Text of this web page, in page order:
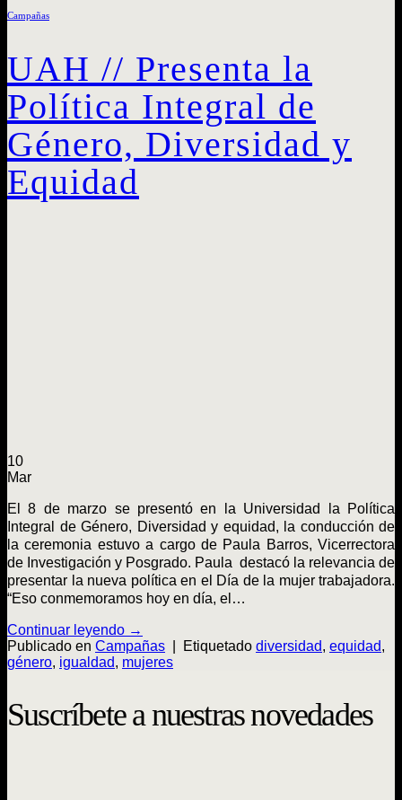
Campañas
UAH // Presenta la
Política Integral de
Género, Diversidad y
Equidad
10
Mar
El 8 de marzo se presentó en la Universidad la Política
Integral de Género, Diversidad y equidad, la conducción de
la ceremonia estuvo a cargo de Paula Barros, Vicerrectora
de Investigación y Posgrado. Paula destacó la relevancia de
presentar la nueva política en el Día de la mujer trabajadora.
“Eso conmemoramos hoy en día, el…
Continuar leyendo →
Publicado en Campañas Etiquetado diversidad, equidad,
género, igualdad, mujeres
Suscríbete a nuestras novedades